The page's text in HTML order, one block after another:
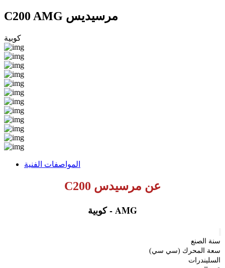
C200 AMG مرسيديس
كوبية
المواصفات الفنية
عن مرسيدس C200
AMG - كوبية
سنة الصنع
سعة المحرك (سي سي)
السليندرات